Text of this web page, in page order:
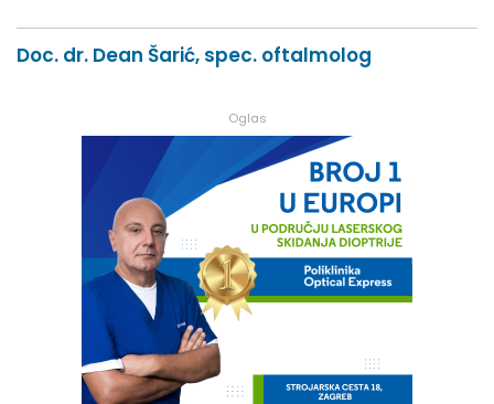
Doc. dr. Dean Šarić, spec. oftalmolog
Oglas